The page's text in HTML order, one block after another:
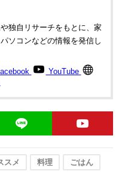
独自リサーチをもとに、家
ソコンなどの情報を発信し
YouTube
スメ 料理 ごはん